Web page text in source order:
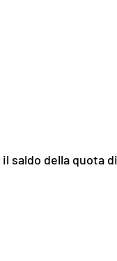
il saldo della quota